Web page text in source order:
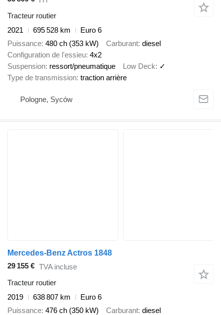
Tracteur routier
2021
695 528 km
Euro 6
Puissance 480 ch (353 kW) Carburant diesel
Configuration de l'essieu 4x2
Suspension ressort/pneumatique Low Deck
✓
Type de transmission traction arrière
Pologne, Syców
Mercedes-Benz Actros 1848
29 155 € TVA incluse
Tracteur routier
2019
638 807 km
Euro 6
Puissance 476 ch (350 kW) Carburant diesel